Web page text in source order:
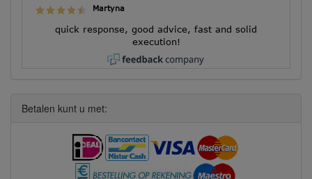
Martyna
quick response, good advice, fast and solid
execution!
Betalen kunt u met: